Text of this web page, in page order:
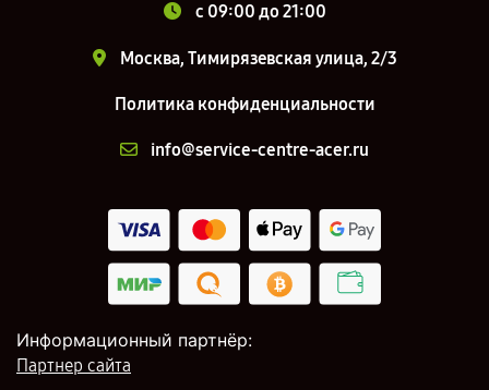
c 09:00 до 21:00
Москва, Тимирязевская улица, 2/3
Политика конфиденциальности
info@service-centre-acer.ru
Информационный партнёр:
Партнер сайта